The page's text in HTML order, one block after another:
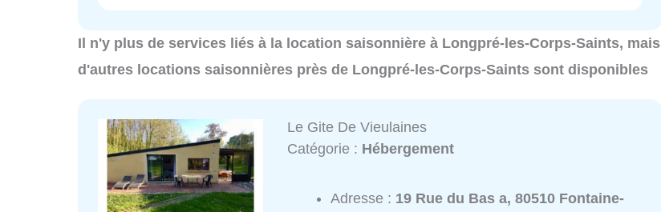
Il n'y plus de services liés à la location saisonnière à Longpré-les-Corps-Saints, mais
d'autres locations saisonnières près de Longpré-les-Corps-Saints sont disponibles
Le Gite De Vieulaines
Catégorie : Hébergement
Adresse : 19 Rue du Bas a, 80510 Fontaine-